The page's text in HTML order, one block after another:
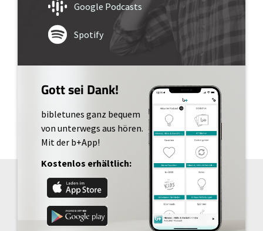
Google Podcasts
Spotify
Gott sei Dank!
bibletunes ganz bequem
von unterwegs aus hören.
Mit der b+App!
Kostenlos erhältlich: